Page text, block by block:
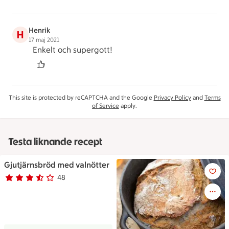
H Henrik
17 maj 2021
Enkelt och supergott!
This site is protected by reCAPTCHA and the Google Privacy Policyand Terms
of Service apply.
Testa liknande recept
Gjutjärnsbröd med valnötter
Betyg 3.5 av 5. 48
48 personer har röstat
Gjutjärnsbröd med valnötter